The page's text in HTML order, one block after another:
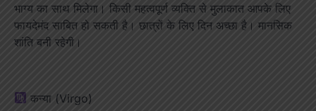
भाग्य का साथ मिलेगा। किसी महत्वपूर्ण व्यक्ति से मुलाकात आपके लिए
फायदेमंद साबित हो सकती है। छात्रों के लिए दिन अच्छा है। मानसिक
शांति बनी रहेगी।
कन्या (Virgo)